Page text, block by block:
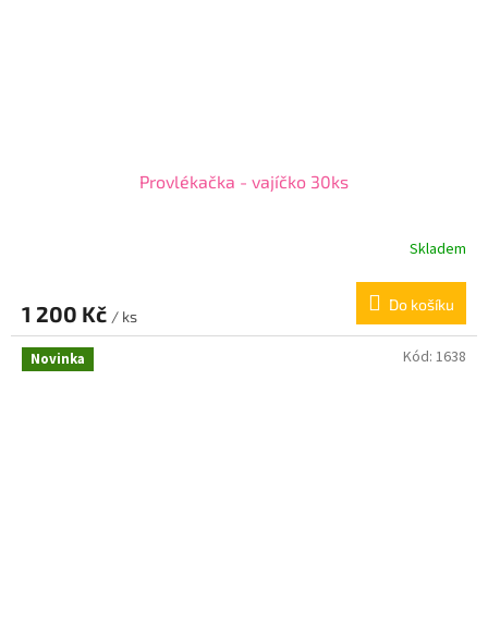
Provlékačka - vajíčko 30ks
Skladem
1 200 Kč / ks
Do košíku
Novinka Kód: 1638